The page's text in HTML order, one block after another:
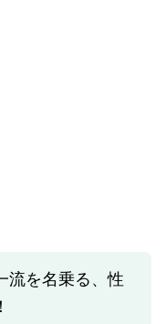
流を名乗る、性